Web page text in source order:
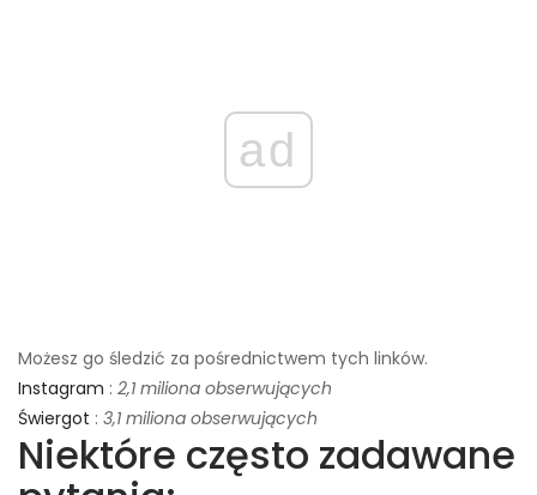
ad
Możesz go śledzić za pośrednictwem tych linków.
Instagram : 2,1 miliona obserwujących
Świergot : 3,1 miliona obserwujących
Niektóre często zadawane